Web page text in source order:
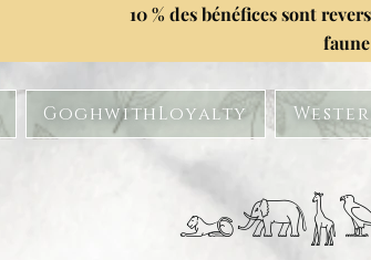
10 % des bénéfices sont
GoghwithLoyalty